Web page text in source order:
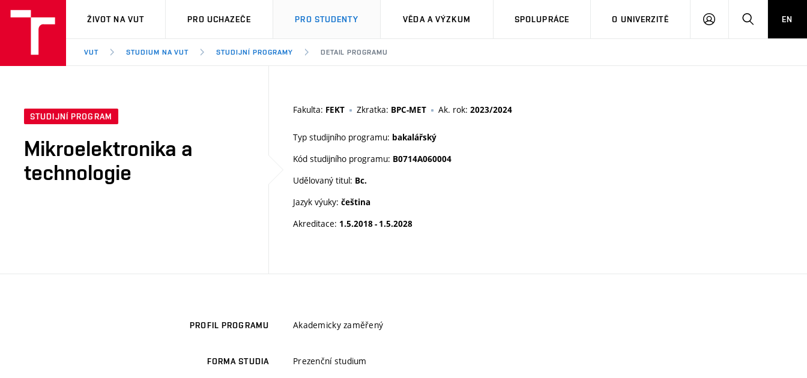
VUT
ŽIVOT NA VUT PRO UCHAZEČE PRO STUDENTY VĚDA A VÝZKUM SPOLUPRÁCE O UNIVERZITĚ
PŘIHLÁSIT HLEDATEN
VUT STUDIUM NA VUT STUDIJNÍ PROGRAMY DETAIL PROGRAMU
STUDIJNÍ PROGRAM
Mikroelektronika a
technologie
Fakulta: FEKT Zkratka: BPC-MET Ak. rok: 2023/2024
Typ studijního programu: bakalářský
Kód studijního programu: B0714A060004
Udělovaný titul: Bc.
Jazyk výuky: čeština
Akreditace: 1.5.2018 - 1.5.2028
PROFIL PROGRAMU Akademicky zaměřený
FORMA STUDIA Prezenční studium